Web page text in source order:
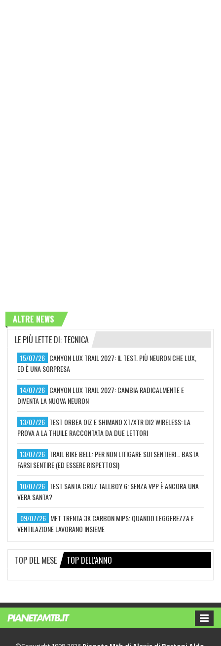
ALTRE NEWS
LE PIÙ LETTE DI: TECNICA
15/07/26 CANYON LUX TRAIL 2027: IL TEST. PIÙ NEURON CHE LUX,
ED È UNA SORPRESA
14/07/26 CANYON LUX TRAIL 2027: CAMBIA RADICALMENTE E
DIVENTA LA NUOVA NEURON
13/07/26 TEST ORBEA OIZ E SHIMANO XT/XTR DI2 WIRELESS: LA
PROVA A LA THUILE RACCONTATA DA DUE LETTORI
13/07/26 TRAIL BIKE BELL: PER NON LITIGARE SUI SENTIERI… BASTA
FARSI SENTIRE (ED ESSERE RISPETTOSI)
10/07/26 TEST SANTA CRUZ TALLBOY 6: SENZA VPP È ANCORA UNA
VERA SANTA?
09/07/26 MET TRENTA 3K CARBON MIPS: QUANDO LEGGEREZZA E
VENTILAZIONE LAVORANO INSIEME
TOP DEL MESE TOP DELL'ANNO